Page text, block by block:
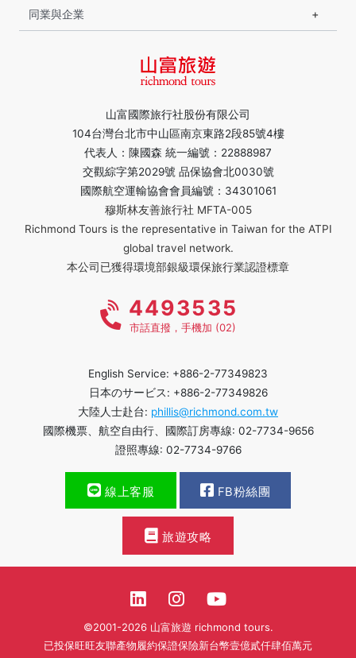
山富國際旅行社股份有限公司
104台灣台北市中山區南京東路2段85號4樓
代表人：陳國森 統一編號：22888987
交觀綜字第2029號 品保協會北0030號
國際航空運輸協會會員編號：34301061
穆斯林友善旅行社 MFTA-005
Richmond Tours is the representative in Taiwan for the ATPI
global travel network.
本公司已獲得環境部銀級環保旅行業認證標章
同業與企業
4493535
市話直撥，手機加 (02)
English Service: +886-2-77349823
日本のサービス: +886-2-77349826
大陸人士赴台: phillis@richmond.com.tw
國際機票、航空自由行、國際訂房專線: 02-7734-9656
證照專線: 02-7734-9766
線上客服 FB粉絲團
旅遊攻略
©2001-2026 山富旅遊 richmond tours.
已投保旺旺友聯產物履約保證保險新台幣壹億貳仟肆佰萬元